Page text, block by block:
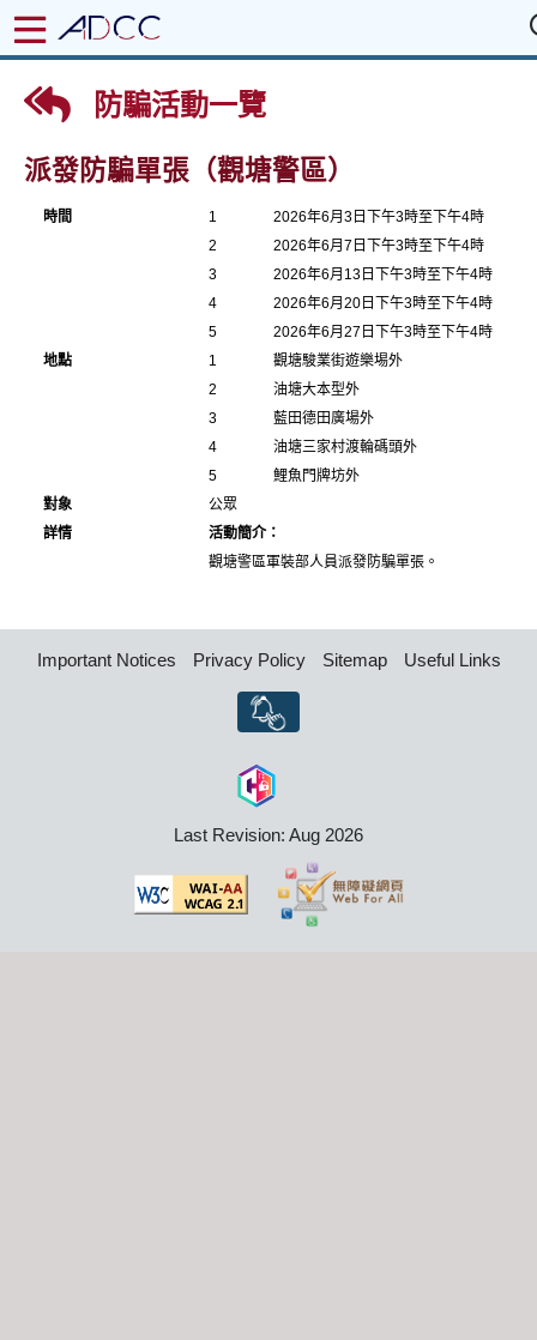
防騙活動一覽
派發防騙單張（觀塘警區）
時間
1
2
3
4
5
2026年6月3日下午3時至下午4時
2026年6月7日下午3時至下午4時
2026年6月13日下午3時至下午4時
2026年6月20日下午3時至下午4時
2026年6月27日下午3時至下午4時
地點
1
2
3
4
5
觀塘駿業街遊樂埸外
油塘大本型外
藍田德田廣場外
油塘三家村渡輪碼頭外
鯉魚門牌坊外
對象
公眾
詳情
活動簡介：
觀塘警區軍裝部人員派發防騙單張。
Important Notices Privacy Policy Sitemap Useful Links
Last Revision: Aug 2026